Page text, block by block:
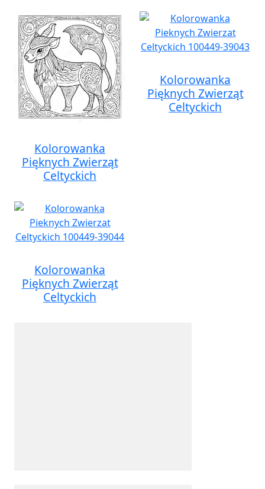
Kolorowanka
Pięknych Zwierząt
Celtyckich
Kolorowanka
Pięknych Zwierząt
Celtyckich
Kolorowanka
Pięknych Zwierząt
Celtyckich